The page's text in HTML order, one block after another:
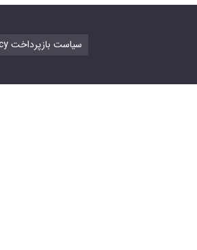
Refund Policy سیاست بازپرداخت